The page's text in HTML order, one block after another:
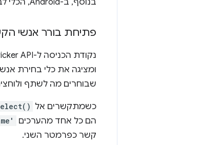
בנוסף, ב-Android, הכלי לבחירת אנשי קשר דורש Android M ואילך.
פתיחת בורר אנשי
נקודת הכניסה ל-Contact Picker API היא
ומציגה את כלי בחירת
שבוחרים מה לשתף
כשמתקשרים אל
הם כל אחד מהערכים
קשר כפרמטר השני.